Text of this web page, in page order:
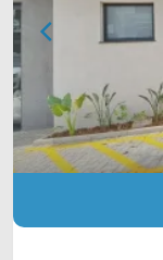
3475-4546 ARBIX IMÓVEIS - Presente em cada
mudança!